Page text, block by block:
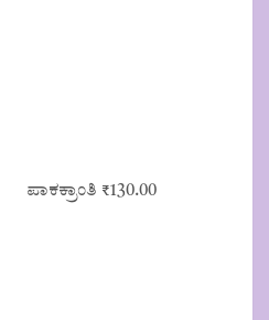
ಪಾಕಕ್ರಾಂತಿ ₹130.00